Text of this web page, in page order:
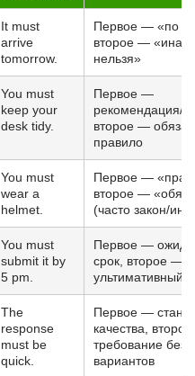
It must
arrive
tomorrow.
Первое — «по
второе — «иначе
нельзя»
You must
keep your
desk tidy.
Первое —
рекомендация/
второе —
правило
You must
wear a
helmet.
Первое —
второе —
(часто закон/
You must
submit it by
5 pm.
Первое —
срок, второе —
ультимативный
The
response
must be
quick.
Первое —
качества,
требование без
вариантов